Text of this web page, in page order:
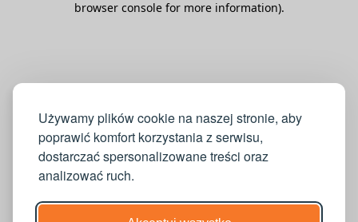
Używamy plików cookie na naszej stronie, aby
poprawić komfort korzystania z serwisu,
dostarczać spersonalizowane treści oraz
analizować ruch.
browser console for more information).